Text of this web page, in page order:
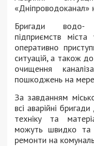
«Дніпроводоканал»
Бригади водо-
підприємств міста
оперативно
ситуацій, а також
очищення
пошкоджень на
За завданням
всі аварійні
техніку та
можуть швидко та
ремонти на